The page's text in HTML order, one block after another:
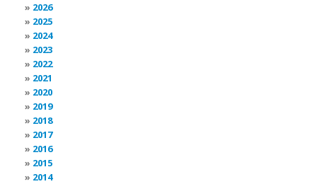
2026
2025
2024
2023
2022
2021
2020
2019
2018
2017
2016
2015
2014